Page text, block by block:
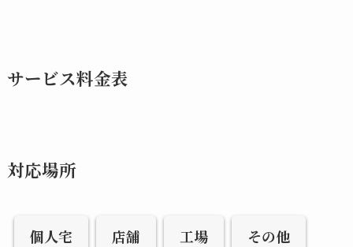
サービス料金表
対応場所
個人宅 店舗 工場 その他